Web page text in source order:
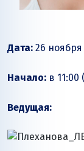
Дата: 26 ноября
Начало: в
Ведущая: